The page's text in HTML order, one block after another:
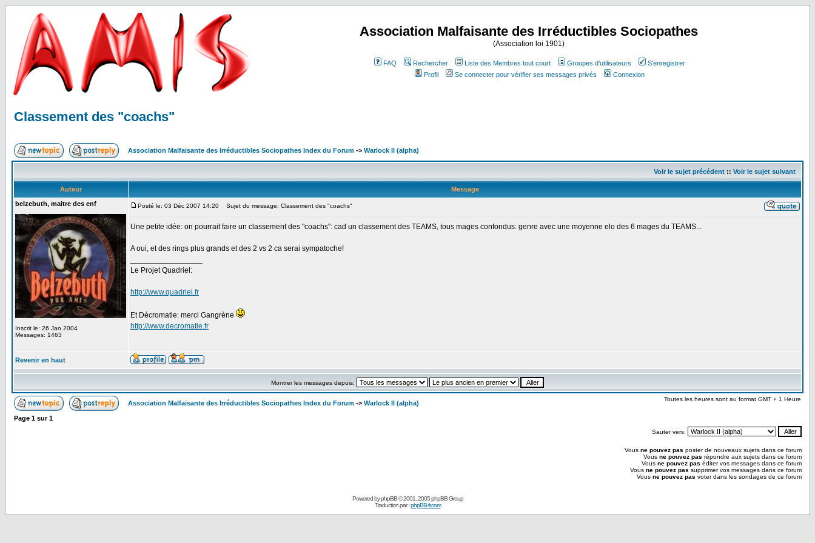
Association Malfaisante des Irréductibles Sociopathes
(Association loi 1901)
FAQ Rechercher Liste des Membres tout court Groupes d'utilisateurs
S'enregistrer
Profil
Se connecter pour vérifier ses messages privés Connexion
Classement des "coachs"
Association Malfaisante des Irréductibles Sociopathes Index du Forum -> Warlock II (alpha)
Voir le sujet précédent :: Voir le sujet suivant
Auteur
Message
belzebuth, maitre des enf
Inscrit le: 26 Jan 2004
Messages: 1463
Posté le: 03 Déc 2007 14:20 Sujet du message: Classement des "coachs"
Une petite idée: on pourrait faire un classement des "coachs": cad un classement des TEAMS, tous mages confondus: genre avec une moyenne elo des 6 mages du TEAMS...
A oui, et des rings plus grands et des 2 vs 2 ca serai sympatoche!
Le Projet Quadriel:
http://www.quadriel.fr
Et Décromatie: merci Gangrène
http://www.decromatie.fr
Revenir en haut
Montrer les messages depuis:
Association Malfaisante des Irréductibles Sociopathes Index du Forum -> Warlock II (alpha)
Toutes les heures sont au format GMT + 1 Heure
Page 1 sur1
Sauter vers:
Vous ne pouvez pas poster de nouveaux sujets dans ce forum
Vous ne pouvez pas répondre aux sujets dans ce forum
Vous ne pouvez pas éditer vos messages dans ce forum
Vous ne pouvez pas supprimer vos messages dans ce forum
Vous ne pouvez pas voter dans les sondages de ce forum
Powered byphpBB© 2001, 2005 phpBB Group
Traduction par :phpBB-fr.com